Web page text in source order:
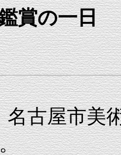
賞の一日
古屋市美